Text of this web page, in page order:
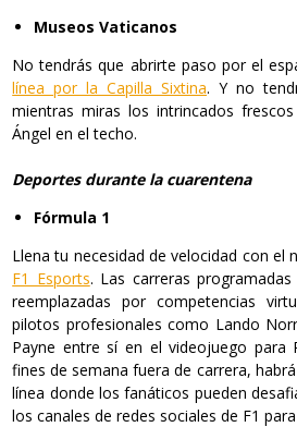
Museos Vaticanos
No tendrás que abrirte paso por el
línea por la Capilla Sixtina. Y no
mientras miras los intrincados
Ángel en el techo.
Deportes durante la cuarentena
Fórmula 1
Llena tu necesidad de velocidad con el
F1 Esports. Las carreras
reemplazadas por competencias
pilotos profesionales como Lando
Payne entre sí en el videojuego para
fines de semana fuera de carrera,
línea donde los fanáticos pueden
los canales de redes sociales de F1